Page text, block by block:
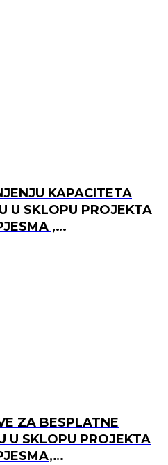
KAPACITETA
U SKLOPU PROJEKTA
,
ZA BESPLATNE
U SKLOPU PROJEKTA